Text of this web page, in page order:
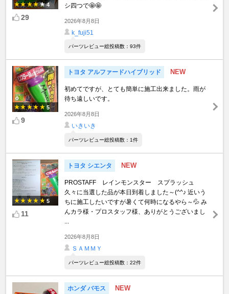
4
29
シ四つで🤩🤩
2026年8月8日
k_fuji51
パーツレビュー総投稿数：93件
5
9
トヨタ アルファードハイブリッド NEW
初めてですが、とても簡単に施工出来ました。雨が
待ち遠しいです。
2026年8月8日
いきいき
パーツレビュー総投稿数：1件
5
11
トヨタ シエンタ NEW
PROSTAFF レインモンスター スプラッシュ
久々に当選した品が本日到着しました～(^^♪ 近いう
ちに施工したいですが暑くて何時になるやら～💦 み
んカラ様・プロスタッフ様、ありがとうございまし
...
2026年8月8日
ＳＡＭＭＹ
パーツレビュー総投稿数：22件
ホンダ バモス NEW